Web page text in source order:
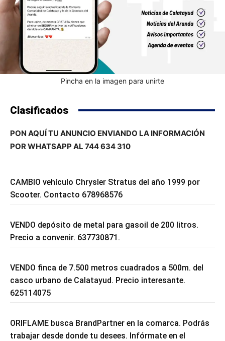
Pincha en la imagen para unirte
Clasificados
PON AQUÍ TU ANUNCIO ENVIANDO LA INFORMACIÓN
POR WHATSAPP AL 744 634 310
CAMBIO vehículo Chrysler Stratus del año 1999 por
Scooter. Contacto 678968576
VENDO depósito de metal para gasoil de 200 litros.
Precio a convenir. 637730871.
VENDO finca de 7.500 metros cuadrados a 500m. del
casco urbano de Calatayud. Precio interesante.
625114075
ORIFLAME busca BrandPartner en la comarca. Podrás
trabajar desde donde tu desees. Infórmate en el